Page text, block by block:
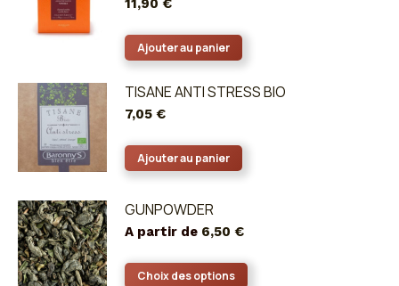
11,90 €
Ajouter au panier
TISANE ANTI STRESS BIO
7,05 €
Ajouter au panier
GUNPOWDER
A partir de 6,50 €
Choix des options